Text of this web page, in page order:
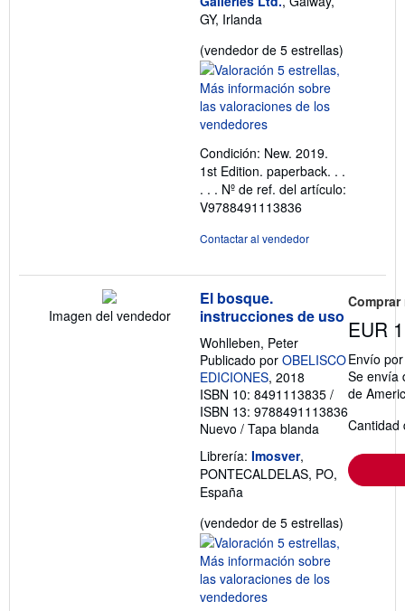
GY, Irlanda
(vendedor de 5 estrellas)
Condición: New. 2019.
1st Edition. paperback. . .
. . . Nº de ref. del artículo:
V9788491113836
Contactar al vendedor
Imagen del vendedor
El bosque.
instrucciones de uso
Wohlleben, Peter
Publicado por OBELISCO
EDICIONES, 2018
ISBN 10: 8491113835 /
ISBN 13: 9788491113836
Nuevo / Tapa blanda
Librería: Imosver,
PONTECALDELAS, PO,
España
(vendedor de 5 estrellas)
EUR
Envío
Se envía
de
Cantidad